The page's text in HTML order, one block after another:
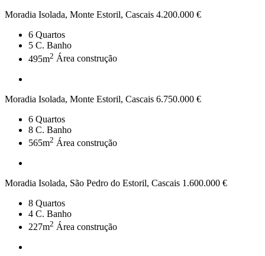
Moradia Isolada, Monte Estoril, Cascais 4.200.000 €
6 Quartos
5 C. Banho
495m2 Área construção
Moradia Isolada, Monte Estoril, Cascais 6.750.000 €
6 Quartos
8 C. Banho
565m2 Área construção
Moradia Isolada, São Pedro do Estoril, Cascais 1.600.000 €
8 Quartos
4 C. Banho
227m2 Área construção